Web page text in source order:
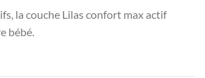
la couche Lilas confort max actif
bébé.